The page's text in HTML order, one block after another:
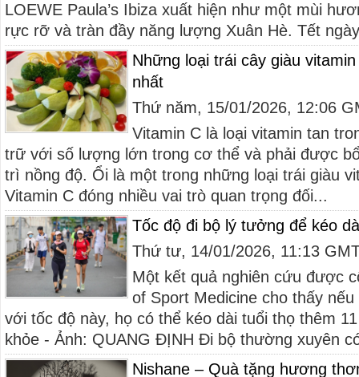
LOEWE Paula’s Ibiza xuất hiện như một mùi
rực rỡ và tràn đầy năng lượng Xuân Hè. Tết
Những loại trái cây giàu
nhất
Thứ năm, 15/01/2026, 12:06
Vitamin C là loại vitamin tan
trữ với số lượng lớn trong cơ thể và phải được
trì nồng độ. Ổi là một trong những loại trái giàu
Vitamin C đóng nhiều vai trò quan trọng đối...
Tốc độ đi bộ lý tưởng để kéo
Thứ tư, 14/01/2026, 11:13
Một kết quả nghiên cứu được
of Sport Medicine cho thấy
với tốc độ này, họ có thể kéo dài tuổi thọ thêm
khỏe - Ảnh: QUANG ĐỊNH Đi bộ thường xuyên
Nishane – Quà tặng hương